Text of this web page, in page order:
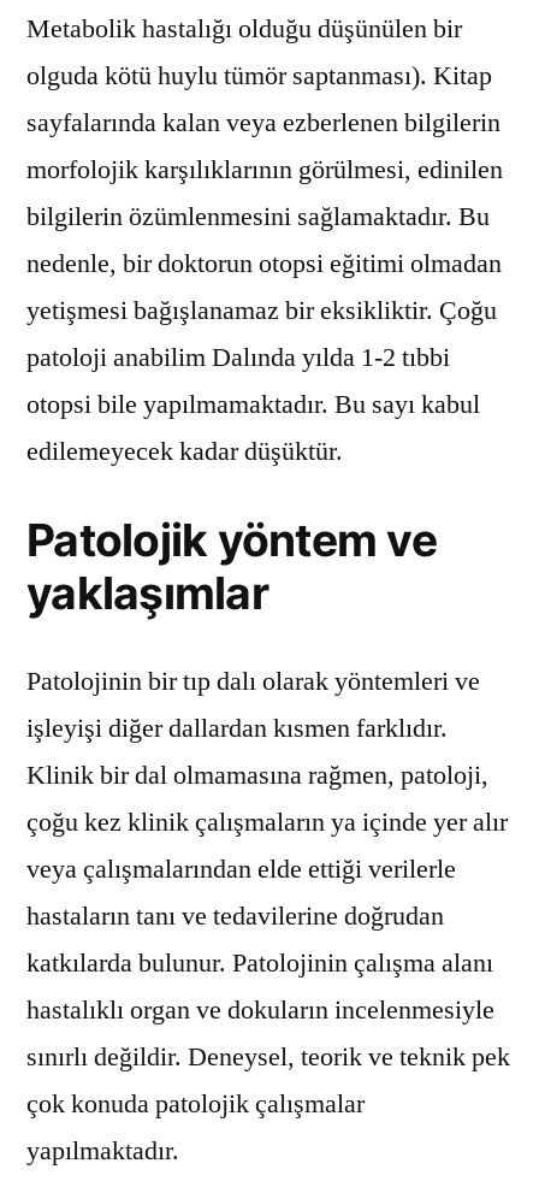
Metabolik hastalığı olduğu düşünülen bir
olguda kötü huylu tümör saptanması). Kitap
sayfalarında kalan veya ezberlenen bilgilerin
morfolojik karşılıklarının görülmesi, edinilen
bilgilerin özümlenmesini sağlamaktadır. Bu
nedenle, bir doktorun otopsi eğitimi olmadan
yetişmesi bağışlanamaz bir eksikliktir. Çoğu
patoloji anabilim Dalında yılda 1-2 tıbbi
otopsi bile yapılmamaktadır. Bu sayı kabul
edilemeyecek kadar düşüktür.
Patolojik yöntem ve
yaklaşımlar
Patolojinin bir tıp dalı olarak yöntemleri ve
işleyişi diğer dallardan kısmen farklıdır.
Klinik bir dal olmamasına rağmen, patoloji,
çoğu kez klinik çalışmaların ya içinde yer alır
veya çalışmalarından elde ettiği verilerle
hastaların tanı ve tedavilerine doğrudan
katkılarda bulunur. Patolojinin çalışma alanı
hastalıklı organ ve dokuların incelenmesiyle
sınırlı değildir. Deneysel, teorik ve teknik pek
çok konuda patolojik çalışmalar
yapılmaktadır.